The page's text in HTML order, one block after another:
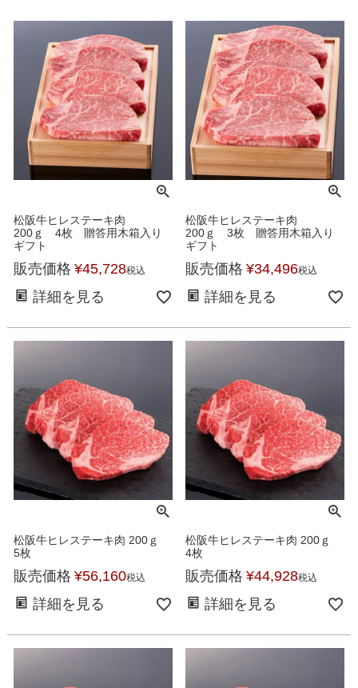
松阪牛ヒレステーキ肉
200ｇ 4枚 贈答用木箱入り
ギフト
販売価格 ¥45,728税込
詳細を見る
松阪牛ヒレステーキ肉
200ｇ 3枚 贈答用木箱入り
ギフト
販売価格 ¥34,496税込
詳細を見る
松阪牛ヒレステーキ肉 200ｇ
5枚
販売価格 ¥56,160税込
詳細を見る
松阪牛ヒレステーキ肉 200ｇ
4枚
販売価格 ¥44,928税込
詳細を見る